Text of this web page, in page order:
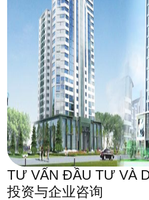
TƯ VẤN ĐẦU TƯ VÀ
投资与企业咨询